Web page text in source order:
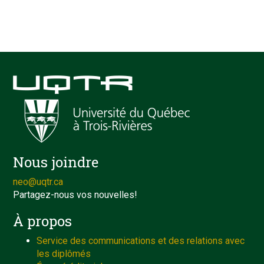
Nous joindre
neo@uqtr.ca
Partagez-nous vos nouvelles!
À propos
Service des communications et des relations avec
les diplômés